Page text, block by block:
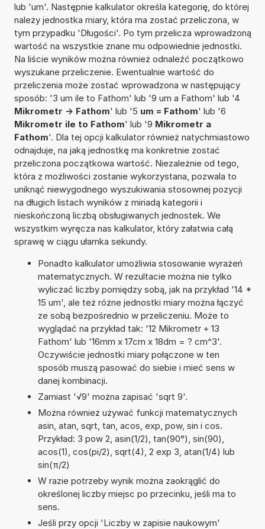
lub 'um'. Następnie kalkulator określa kategorię, do której
należy jednostka miary, która ma zostać przeliczona, w
tym przypadku 'Długości'. Po tym przelicza wprowadzoną
wartość na wszystkie znane mu odpowiednie jednostki.
Na liście wyników można również odnaleźć początkowo
wyszukane przeliczenie. Ewentualnie wartość do
przeliczenia może zostać wprowadzona w następujący
sposób: '3 um ile to Fathom' lub '9 um a Fathom' lub '4
Mikrometr -> Fathom' lub '5 um = Fathom' lub '6
Mikrometr ile to Fathom' lub '9 Mikrometr a
Fathom'. Dla tej opcji kalkulator również natychmiastowo
odnajduje, na jaką jednostkę ma konkretnie zostać
przeliczona początkowa wartość. Niezależnie od tego,
która z możliwości zostanie wykorzystana, pozwala to
uniknąć niewygodnego wyszukiwania stosownej pozycji
na długich listach wyników z miriadą kategorii i
nieskończoną liczbą obsługiwanych jednostek. We
wszystkim wyręcza nas kalkulator, który załatwia całą
sprawę w ciągu ułamka sekundy.
Ponadto kalkulator umożliwia stosowanie wyrażeń
matematycznych. W rezultacie można nie tylko
wyliczać liczby pomiędzy sobą, jak na przykład '14 *
15 um', ale też różne jednostki miary można łączyć
ze sobą bezpośrednio w przeliczeniu. Może to
wyglądać na przykład tak: '12 Mikrometr + 13
Fathom' lub '16mm x 17cm x 18dm = ? cm^3'.
Oczywiście jednostki miary połączone w ten
sposób muszą pasować do siebie i mieć sens w
danej kombinacji.
Zamiast '√9' można zapisać 'sqrt 9'.
Można również używać funkcji matematycznych
asin, atan, sqrt, tan, acos, exp, pow, sin i cos.
Przykład: 3 pow 2, asin(1/2), tan(90°), sin(90),
acos(1), cos(pi/2), sqrt(4), 2 exp 3, atan(1/4) lub
sin(π/2)
W razie potrzeby wynik można zaokrąglić do
określonej liczby miejsc po przecinku, jeśli ma to
sens.
Jeśli przy opcji 'Liczby w zapisie naukowym'